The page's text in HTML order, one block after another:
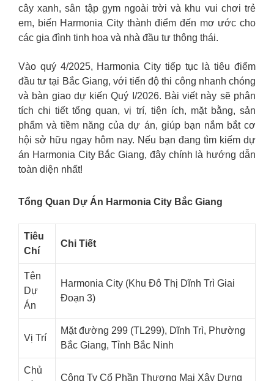
cây xanh, sân tập gym ngoài trời và khu vui chơi trẻ
em, biến Harmonia City thành điểm đến mơ ước cho
các gia đình tinh hoa và nhà đầu tư thông thái.
Vào quý 4/2025, Harmonia City tiếp tục là tiêu điểm
đầu tư tại Bắc Giang, với tiến độ thi công nhanh chóng
và bàn giao dự kiến Quý I/2026. Bài viết này sẽ phân
tích chi tiết tổng quan, vị trí, tiện ích, mặt bằng, sản
phẩm và tiềm năng của dự án, giúp bạn nắm bắt cơ
hội sở hữu ngay hôm nay. Nếu bạn đang tìm kiếm dự
án Harmonia City Bắc Giang, đây chính là hướng dẫn
toàn diện nhất!
Tổng Quan Dự Án Harmonia City Bắc Giang
Tiêu
Chí
Chi Tiết
Tên
Dự
Án
Harmonia City (Khu Đô Thị Dĩnh Trì Giai
Đoạn 3)
Vị Trí
Mặt đường 299 (TL299), Dĩnh Trì, Phường
Bắc Giang, Tỉnh Bắc Ninh
Chủ
Công Ty Cổ Phần Thương Mại Xây Dựng